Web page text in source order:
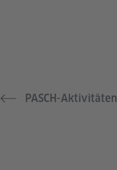
PASCH-Aktivitäten